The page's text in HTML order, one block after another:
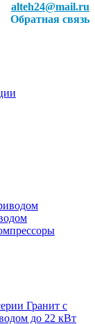
alteh24@mail.ru
Обратная связь
Гранит с
до 22 кВт